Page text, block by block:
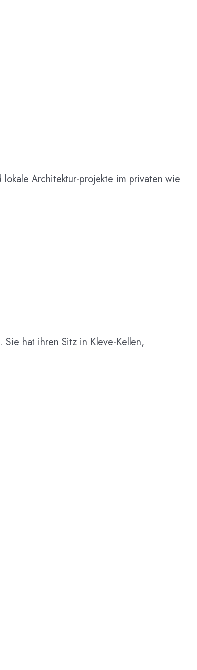
Architektur-projekte im privaten wie
hat ihren Sitz in Kleve-Kellen,